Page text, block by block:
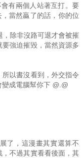
有兩個人站著互打。要
當然贏了的話，你的位
除非沒路可退才會被摧
強迫摧毀，當然資源多
以書沒看到，外交指令
成電腦幫你下 @.@
了，這漫畫其實還算不
不過其實看看後面，其